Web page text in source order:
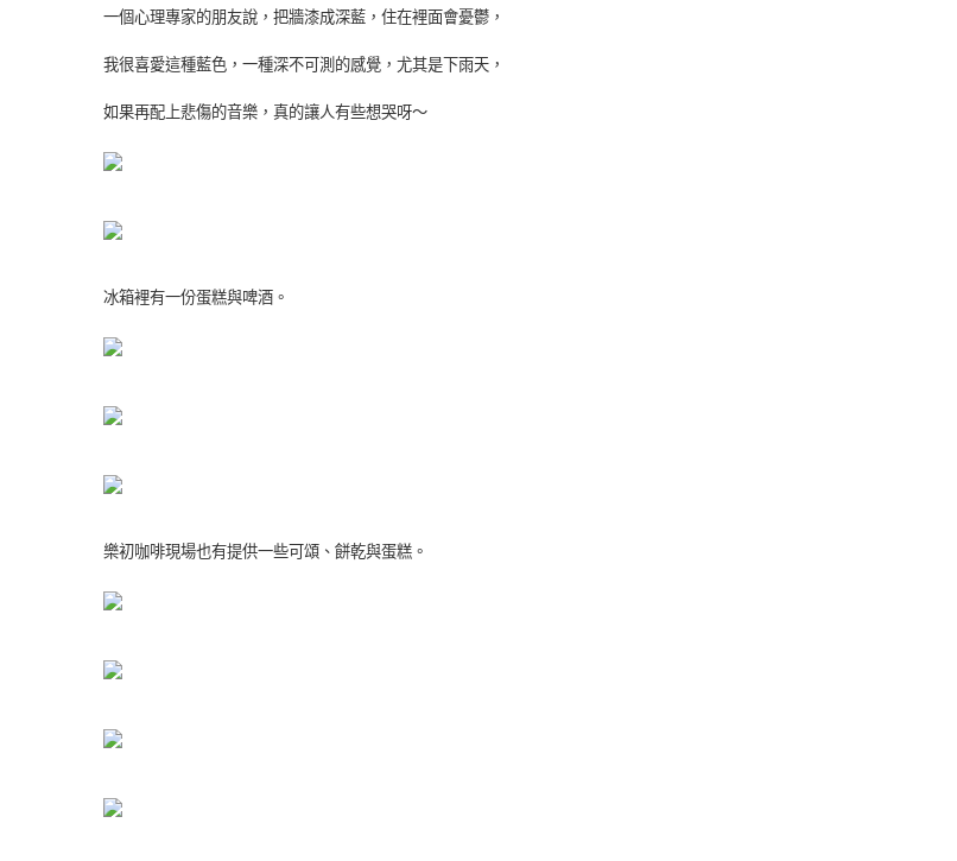
一個心理專家的朋友說，把牆漆成深藍，住在裡面會憂鬱，
我很喜愛這種藍色，一種深不可測的感覺，尤其是下雨天，
如果再配上悲傷的音樂，真的讓人有些想哭呀～
冰箱裡有一份蛋糕與啤酒。
樂初咖啡現場也有提供一些可頌、餅乾與蛋糕。